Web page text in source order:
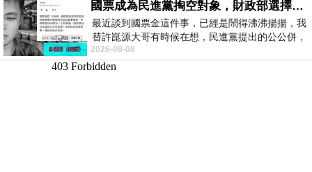
國票成為民進黨掏空對象，財政部選擇性失憶
最近談到國票金這件事，已經是鬧得沸沸揚揚，我
替許崑源大哥有時候在想，民進黨提出的公公併，
其實就是想要國庫通黨庫，鬧出最大的醜
2026-08-08